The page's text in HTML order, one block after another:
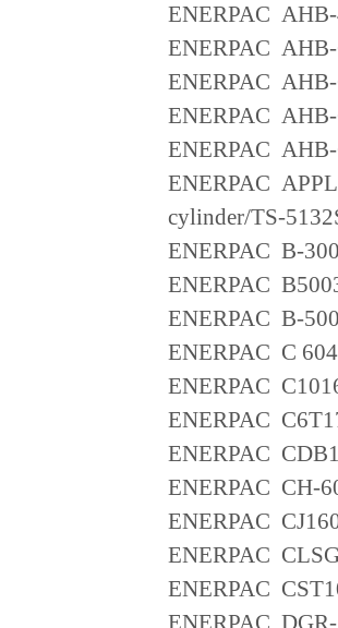
ENERPAC
ENERPAC
ENERPAC
ENERPAC
ENERPAC
ENERPAC
cylinder/TS-
ENERPAC B-
ENERPAC
ENERPAC B-
ENERPAC C 604
ENERPAC
ENERPAC
ENERPAC
ENERPAC CH-
ENERPAC
ENERPAC
ENERPAC
ENERPAC